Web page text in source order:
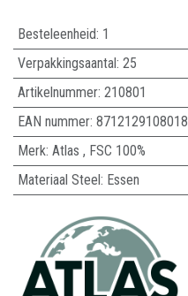
Besteleenheid: 1
Verpakkingsaantal: 25
Artikelnummer: 210801
EAN nummer: 8712129108018
Merk: Atlas , FSC 100%
Materiaal Steel: Essen